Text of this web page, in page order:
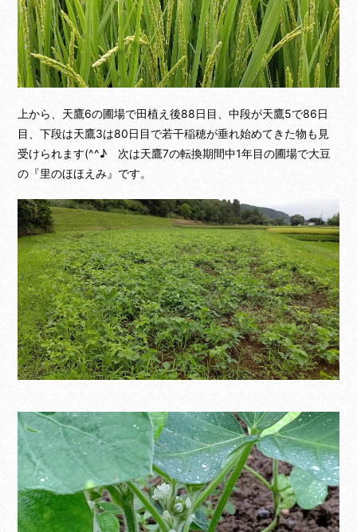
上から、天鷹6の圃場で田植え後88日目、中段が天鷹5で86日
目、下段は天鷹3は80日目で若干稲穂が垂れ始めてきた物も見
受けられます(^^♪ 次は天鷹7の転換期間中1年目の圃場で大豆
の『里のほほえみ』です。